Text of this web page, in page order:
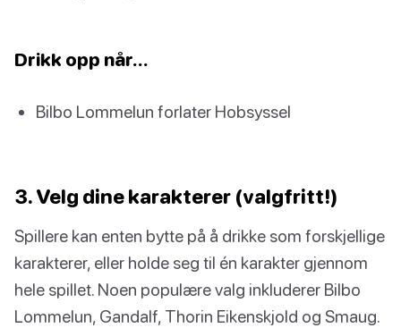
Drikk opp når…
Bilbo Lommelun forlater Hobsyssel
3. Velg dine karakterer (valgfritt!)
Spillere kan enten bytte på å drikke som forskjellige
karakterer, eller holde seg til én karakter gjennom
hele spillet. Noen populære valg inkluderer Bilbo
Lommelun, Gandalf, Thorin Eikenskjold og Smaug.